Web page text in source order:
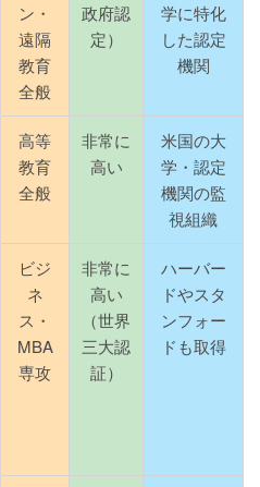
ン・
遠隔
教育
全般
政府認
定）
学に特化
した認定
機関
高等
教育
全般
非常に
高い
米国の大
学・認定
機関の監
視組織
ビジ
ネ
ス・
MBA
専攻
非常に
高い
（世界
三大認
証）
ハーバー
ドやスタ
ンフォー
ドも取得